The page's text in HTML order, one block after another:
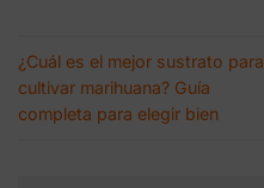
¿Cuál es el mejor sustrato para
cultivar marihuana? Guía
completa para elegir bien